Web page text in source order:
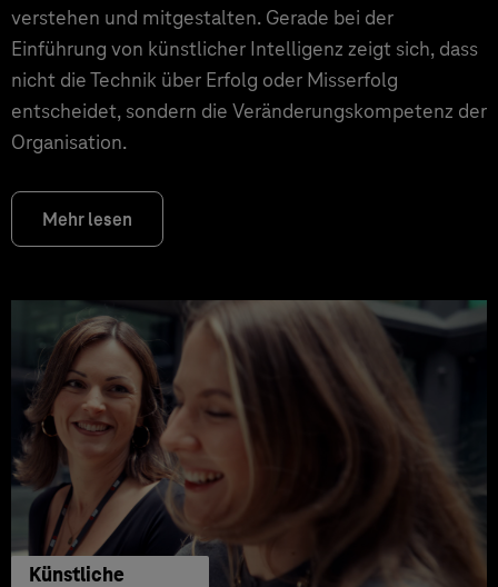
verstehen und mitgestalten. Gerade bei der
Einführung von künstlicher Intelligenz zeigt sich, dass
nicht die Technik über Erfolg oder Misserfolg
entscheidet, sondern die Veränderungskompetenz der
Organisation.
Mehr lesen
Künstliche